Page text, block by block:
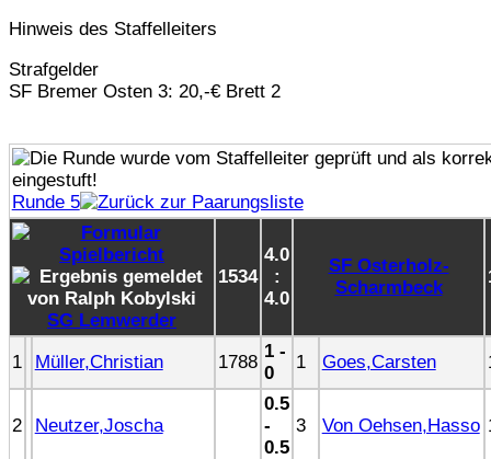
Hinweis des Staffelleiters
Strafgelder
SF Bremer Osten 3: 20,-€ Brett 2
Runde 5
SG Lemwerder
1534
4.0
:
4.0
SF Osterholz-
Scharmbeck
1 Müller,Christian 1788
1 -
0
1 Goes,Carsten
2 Neutzer,Joscha
0.5
-
0.5
3 Von Oehsen,Hasso